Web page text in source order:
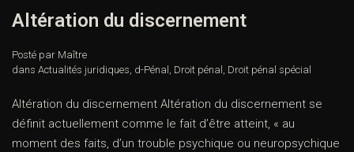
Altération du discernement
Posté par Maître
dans Actualités juridiques, d-Pénal , Droit pénal , Droit pénal spécial
Altération du discernement Altération du discernement se
définit actuellement comme le fait d’être atteint, « au
moment des faits, d’un trouble psychique ou neuropsychique